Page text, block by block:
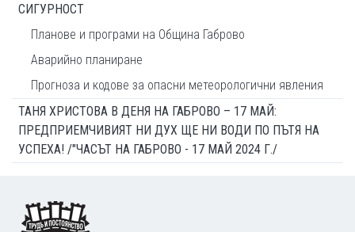
СИГУРНОСТ
Планове и програми на Община Габрово
Аварийно планиране
Прогноза и кодове за опасни метеорологични явления
ТАНЯ ХРИСТОВА В ДЕНЯ НА ГАБРОВО – 17 МАЙ:
ПРЕДПРИЕМЧИВИЯТ НИ ДУХ ЩЕ НИ ВОДИ ПО ПЪТЯ НА
УСПЕХА! /"ЧАСЪТ НА ГАБРОВО - 17 МАЙ 2024 Г./
Footer